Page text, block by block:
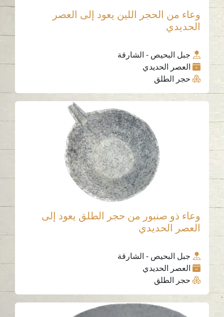
وعاء من الحجر اللين يعود إلى العصر
الحديدي
جبل البحيص - الشارقة
العصر الحديدي
حجر الطلق
وعاء ذو صنبور من حجر الطلق يعود إلى
العصر الحديدي
جبل البحيص - الشارقة
العصر الحديدي
حجر الطلق